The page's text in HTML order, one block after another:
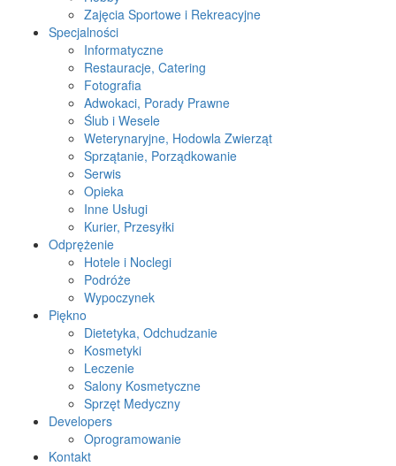
Zajęcia Sportowe i Rekreacyjne
Specjalności
Informatyczne
Restauracje, Catering
Fotografia
Adwokaci, Porady Prawne
Ślub i Wesele
Weterynaryjne, Hodowla Zwierząt
Sprzątanie, Porządkowanie
Serwis
Opieka
Inne Usługi
Kurier, Przesyłki
Odprężenie
Hotele i Noclegi
Podróże
Wypoczynek
Piękno
Dietetyka, Odchudzanie
Kosmetyki
Leczenie
Salony Kosmetyczne
Sprzęt Medyczny
Developers
Oprogramowanie
Kontakt